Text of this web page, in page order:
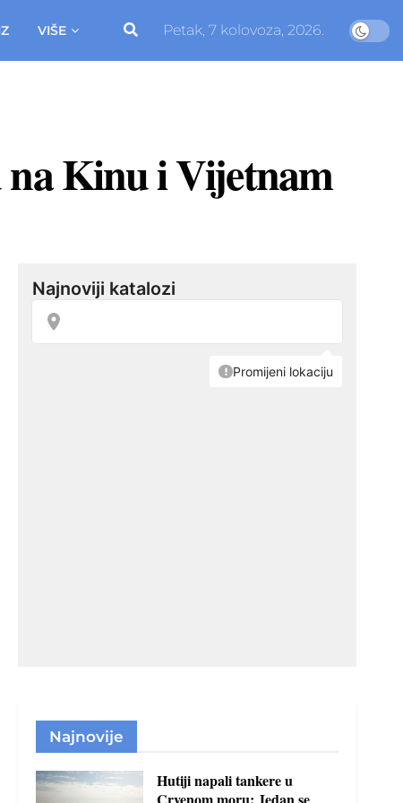
VIŠE Petak, 7 kolovoza, 2026.
na Kinu i Vijetnam
Najnovije
Hutiji napali tankere u